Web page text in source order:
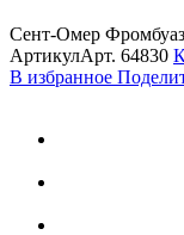
Сент-Омер
АртикулАрт. 64830
В избранное